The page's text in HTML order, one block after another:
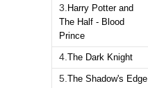
3. Harry Potter and
The Half - Blood
Prince
4. The Dark Knight
5. The Shadow's Edge